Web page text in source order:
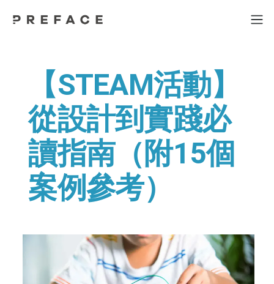
【STEAM活動】
從設計到實踐必
讀指南（附15個
案例參考）